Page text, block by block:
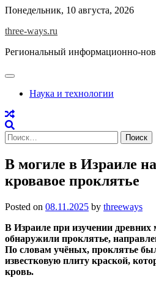
Skip
content
Понедельник, 10 августа, 2026
three-ways.ru
Региональный информационно-
Наука и технологии
Найти:
В могиле в Израиле
кровавое проклятье
Posted on 08.11.2025 by threeways
В Израиле при изучении древних
обнаружили проклятье,
По словам учёных, проклятье
известковую плиту краской,
кровь.